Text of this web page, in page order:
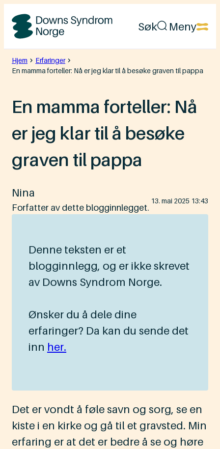
Hopp
Downs
Syndrom
Norge
Søk Meny
Hjem
Erfaringer
En mamma forteller: Nå er jeg klar til å besøke graven til pappa
En mamma forteller: Nå
er jeg klar til å besøke
graven til pappa
Nina
Forfatter av dette blogginnlegget.
Lagt
ut
13. mai 2025 13:43
Denne teksten er et
blogginnlegg, og er ikke skrevet
av Downs Syndrom Norge.
Ønsker du å dele dine
erfaringer? Da kan du sende det
inn her.
Det er vondt å føle savn og sorg, se en
kiste i en kirke og gå til et gravsted. Min
erfaring er at det er bedre å se og høre